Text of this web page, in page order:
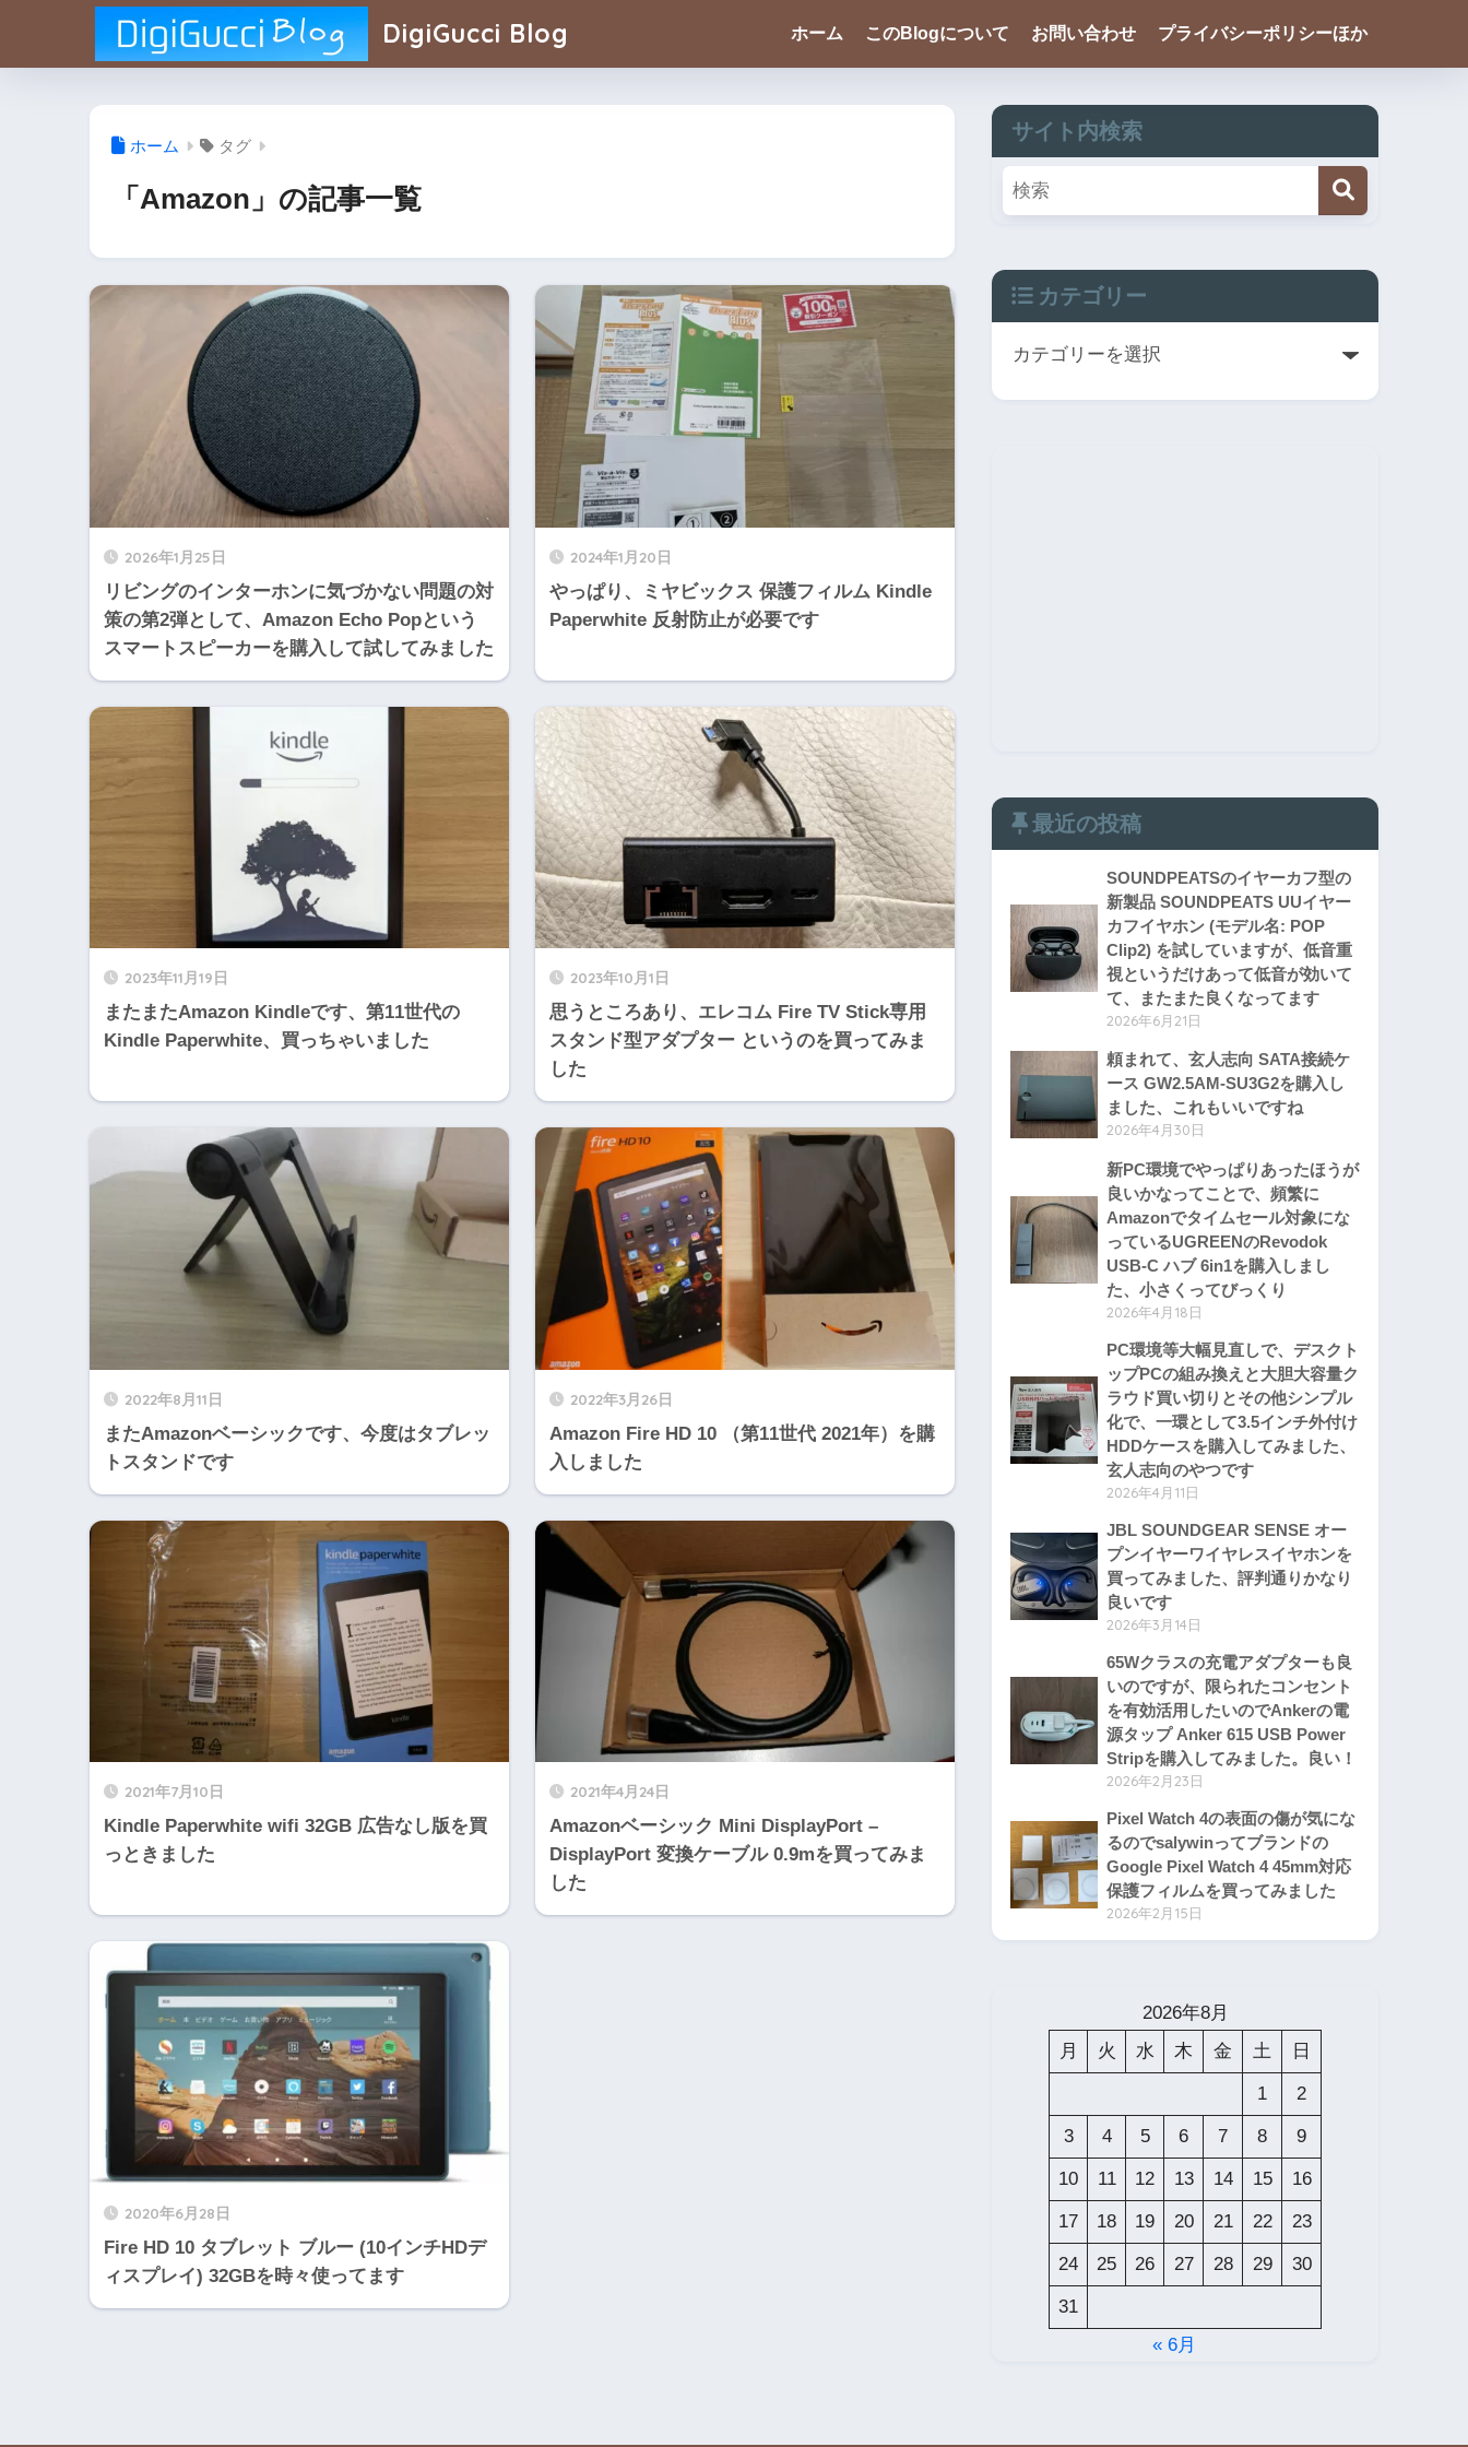
DigiGucci Blog ホーム このBlogについて お問い合わせ プライバシーポリシーほか
ホーム タグ
「Amazon」の記事一覧
2026年1月25日
リビングのインターホンに気づかない問題の対
策の第2弾として、Amazon Echo Popという
スマートスピーカーを購入して試してみました
2024年1月20日
やっぱり、ミヤビックス 保護フィルム Kindle
Paperwhite 反射防止が必要です
2023年11月19日
またまたAmazon Kindleです、第11世代の
Kindle Paperwhite、買っちゃいました
2023年10月1日
思うところあり、エレコム Fire TV Stick専用
スタンド型アダプター というのを買ってみま
した
2022年8月11日
またAmazonベーシックです、今度はタブレッ
トスタンドです
2022年3月26日
Amazon Fire HD 10 （第11世代 2021年）を購
入しました
2021年7月10日
Kindle Paperwhite wifi 32GB 広告なし版を買
っときました
2021年4月24日
Amazonベーシック Mini DisplayPort –
DisplayPort 変換ケーブル 0.9mを買ってみま
した
2020年6月28日
Fire HD 10 タブレット ブルー (10インチHDデ
ィスプレイ) 32GBを時々使ってます
サイト内検索
カテゴリー
最近の投稿
SOUNDPEATSのイヤーカフ型の
新製品 SOUNDPEATS UUイヤー
カフイヤホン (モデル名: POP
Clip2) を試していますが、低音重
視というだけあって低音が効いて
て、またまた良くなってます
2026年6月21日
頼まれて、玄人志向 SATA接続ケ
ース GW2.5AM-SU3G2を購入し
ました、これもいいですね
2026年4月30日
新PC環境でやっぱりあったほうが
良いかなってことで、頻繁に
Amazonでタイムセール対象にな
っているUGREENのRevodok
USB-C ハブ 6in1を購入しまし
た、小さくってびっくり
2026年4月18日
PC環境等大幅見直しで、デスクト
ップPCの組み換えと大胆大容量ク
ラウド買い切りとその他シンプル
化で、一環として3.5インチ外付け
HDDケースを購入してみました、
玄人志向のやつです
2026年4月11日
JBL SOUNDGEAR SENSE オー
プンイヤーワイヤレスイヤホンを
買ってみました、評判通りかなり
良いです
2026年3月14日
65Wクラスの充電アダプターも良
いのですが、限られたコンセント
を有効活用したいのでAnkerの電
源タップ Anker 615 USB Power
Stripを購入してみました。良い！
2026年2月23日
Pixel Watch 4の表面の傷が気にな
るのでsalywinってブランドの
Google Pixel Watch 4 45mm対応
保護フィルムを買ってみました
2026年2月15日
2026年8月
月
火 水 木 金 土 日
1 2
3 4 5 6 7 8 9
10 11 12 13 14 15 16
17 18 19 20 21 22 23
24 25 26 27 28 29 30
31
« 6月